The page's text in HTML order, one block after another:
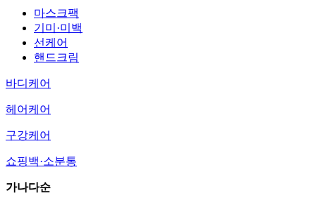
마스크팩
기미·미백
선케어
핸드크림
바디케어
헤어케어
구강케어
쇼핑백·소분통
가나다순